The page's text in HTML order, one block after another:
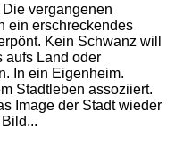
vergangenen
ein erschreckendes
Kein Schwanz will
aufs Land oder
In ein Eigenheim.
Stadtleben assoziiert.
Image der Stadt wieder